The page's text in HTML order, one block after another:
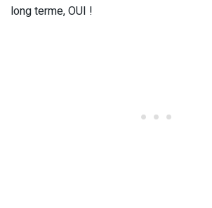
long terme, OUI !